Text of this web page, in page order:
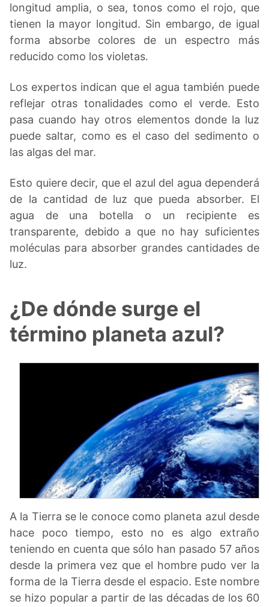
longitud amplia, o sea, tonos como el rojo, que
tienen la mayor longitud. Sin embargo, de igual
forma absorbe colores de un espectro más
reducido como los violetas.
Los expertos indican que el agua también puede
reflejar otras tonalidades como el verde. Esto
pasa cuando hay otros elementos donde la luz
puede saltar, como es el caso del sedimento o
las algas del mar.
Esto quiere decir, que el azul del agua dependerá
de la cantidad de luz que pueda absorber. El
agua de una botella o un recipiente es
transparente, debido a que no hay suficientes
moléculas para absorber grandes cantidades de
luz.
¿De dónde surge el
término planeta azul?
A la Tierra se le conoce como planeta azul desde
hace poco tiempo, esto no es algo extraño
teniendo en cuenta que sólo han pasado 57 años
desde la primera vez que el hombre pudo ver la
forma de la Tierra desde el espacio. Este nombre
se hizo popular a partir de las décadas de los 60